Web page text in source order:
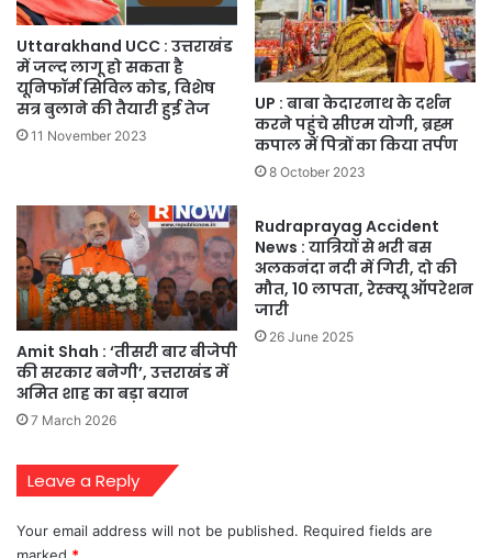
Uttarakhand UCC : उत्तराखंड
में जल्द लागू हो सकता है
यूनिफॉर्म सिविल कोड, विशेष
सत्र बुलाने की तैयारी हुई तेज
11 November 2023
UP : बाबा केदारनाथ के दर्शन
करने पहुंचे सीएम योगी, ब्रह्म
कपाल में पित्रों का किया तर्पण
8 October 2023
Amit Shah : ‘तीसरी बार बीजेपी
की सरकार बनेगी’, उत्तराखंड में
अमित शाह का बड़ा बयान
7 March 2026
Rudraprayag Accident
News : यात्रियों से भरी बस
अलकनंदा नदी में गिरी, दो की
मौत, 10 लापता, रेस्क्यू ऑपरेशन
जारी
26 June 2025
Leave a Reply
Your email address will not be published. Required fields are
marked *